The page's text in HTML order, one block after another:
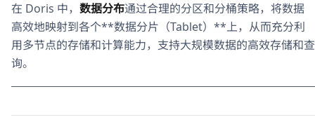
在 Doris 中， 数据分布通过合理的分区和分桶策略，将数据
高效地映射到各个**数据分片（Tablet）**上，从而充分利
用多节点的存储和计算能力，支持大规模数据的高效存储和查
询。